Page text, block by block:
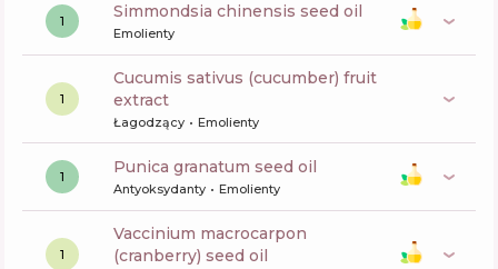
1 simmondsia chinensis seed oil
Emolienty
1
cucumis sativus (cucumber) fruit
extract
Łagodzący Emolienty
1 punica granatum seed oil
Antyoksydanty Emolienty
1
vaccinium macrocarpon
(cranberry) seed oil